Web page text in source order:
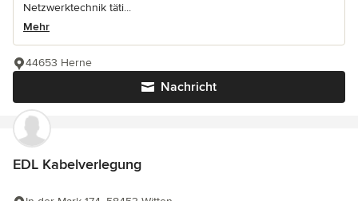
Netzwerktechnik täti...
Mehr
Nachricht
44653 Herne
EDL Kabelverlegung